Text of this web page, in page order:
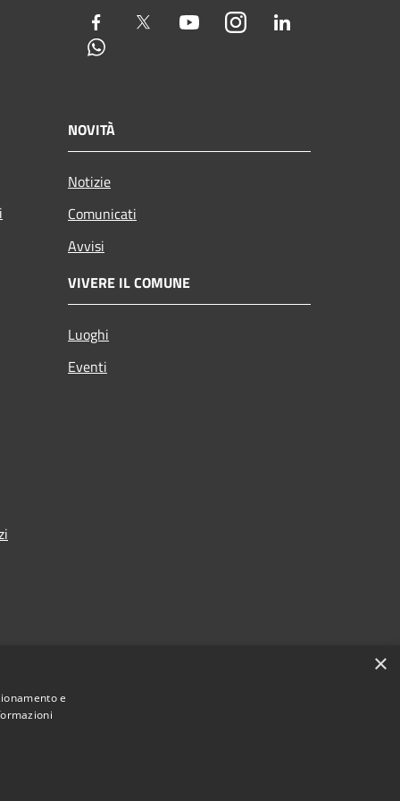
Facebook Twitter YoutubeInstagram
NOVITÀ
Notizie
Comunicati
Avvisi
VIVERE IL COMUNE
Luoghi
Eventi
×
e